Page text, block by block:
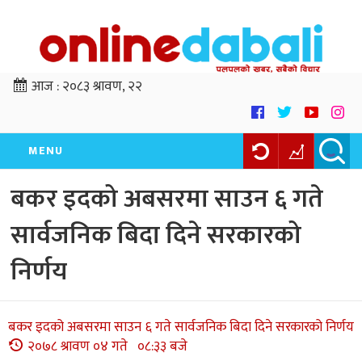
आज :२०८३ श्रावण, २२
MENU
बकर इदको अबसरमा साउन ६ गते
सार्वजनिक बिदा दिने सरकारको
निर्णय
बकर इदको अबसरमा साउन ६ गते सार्वजनिक बिदा दिने सरकारको निर्णय
२०७८ श्रावण ०४ गते ०८:३३ बजे